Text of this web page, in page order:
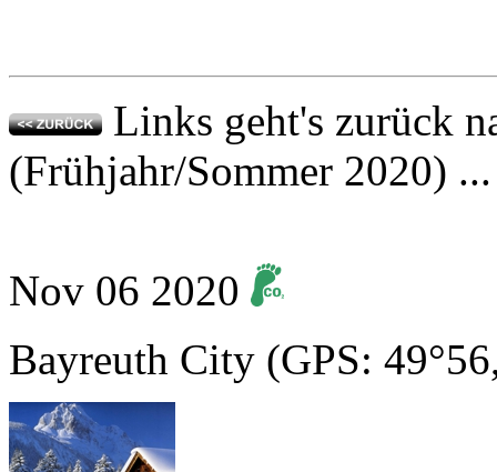
Links geht's zurück
(Frühjahr/Sommer 2020) ...
Nov 06 2020
Bayreuth City (GPS: